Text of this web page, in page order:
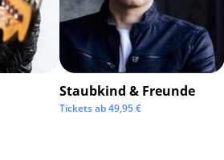
Staubkind & Freunde
Tickets ab49,95€